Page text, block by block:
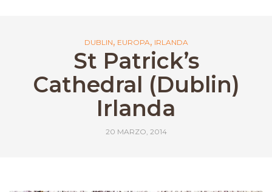
DUBLIN, EUROPA, IRLANDA
St Patrick’s
Cathedral (Dublin)
Irlanda
20 MARZO, 2014